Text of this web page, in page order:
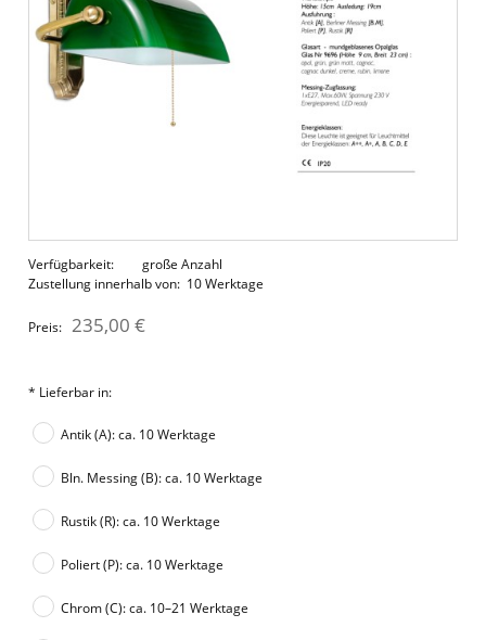
Verfügbarkeit:
große Anzahl
Zustellung innerhalb von: 10 Werktage
Preis: 235,00 €
* Lieferbar in:
Antik (A): ca. 10 Werktage
Bln. Messing (B): ca. 10 Werktage
Rustik (R): ca. 10 Werktage
Poliert (P): ca. 10 Werktage
Chrom (C): ca. 10–21 Werktage